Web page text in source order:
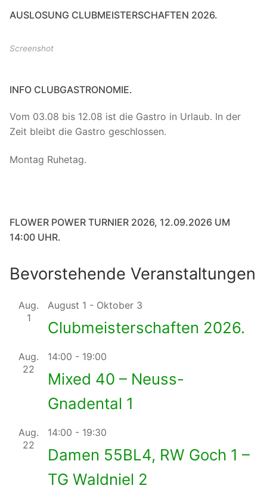
AUSLOSUNG CLUBMEISTERSCHAFTEN 2026.
Screenshot
INFO CLUBGASTRONOMIE.
Vom 03.08 bis 12.08 ist die Gastro in Urlaub. In der
Zeit bleibt die Gastro geschlossen.
Montag Ruhetag.
FLOWER POWER TURNIER 2026, 12.09.2026 UM
14:00 UHR.
Bevorstehende Veranstaltungen
Aug.
1
August 1 - Oktober 3
Clubmeisterschaften 2026.
Aug.
22
14:00 - 19:00
Mixed 40 – Neuss-
Gnadental 1
Aug.
22
14:00 - 19:30
Damen 55BL4, RW Goch 1 –
TG Waldniel 2